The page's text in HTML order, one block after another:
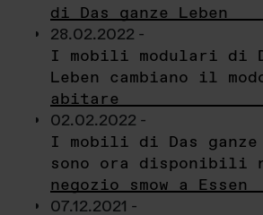
di Das ganze Leben
28.02.2022 -
I mobili modulari di
Leben cambiano il
abitare
02.02.2022 -
I mobili di Das ganze
sono ora disponibili
negozio smow a Essen
07.12.2021 -